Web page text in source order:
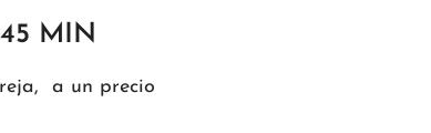
MIN
a un precio